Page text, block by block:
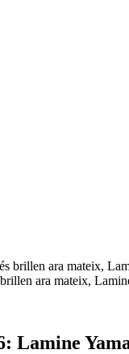
ara mateix,
Lamine